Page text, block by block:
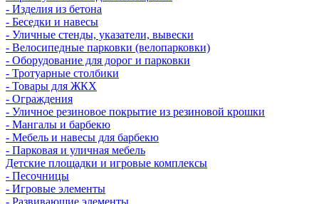
- Изделия из бетона
- Беседки и навесы
- Уличные стенды, указатели, вывески
- Велосипедные парковки (велопарковки)
- Оборудование для дорог и парковки
- Тротуарные столбики
- Товары для ЖКХ
- Ограждения
- Уличное резиновое покрытие из резиновой крошки
- Мангалы и барбекю
- Мебель и навесы для барбекю
- Парковая и уличная мебель
Детские площадки и игровые комплексы
- Песочницы
- Игровые элементы
- Развивающие элементы